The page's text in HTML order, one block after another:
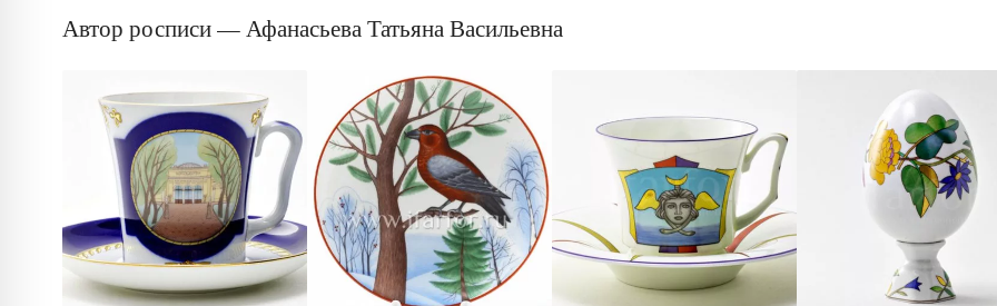
Автор росписи — Афанасьева Татьяна Васильевна